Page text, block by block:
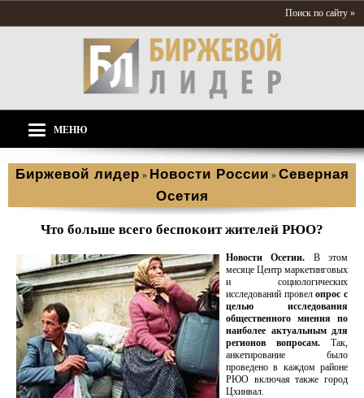
Поиск по сайту »
МЕНЮ
Биржевой лидер » Новости России » Северная
Осетия
Что больше всего беспокоит жителей РЮО?
Новости Осетии. В этом
месяце Центр маркетинговых
и социологических
исследований провелопрос с
целью исследования
общественного мнения по
наиболее актуальным для
регионов вопросам. Так,
анкетирование было
проведено в каждом районе
РЮО включая также город
Цхинвал.